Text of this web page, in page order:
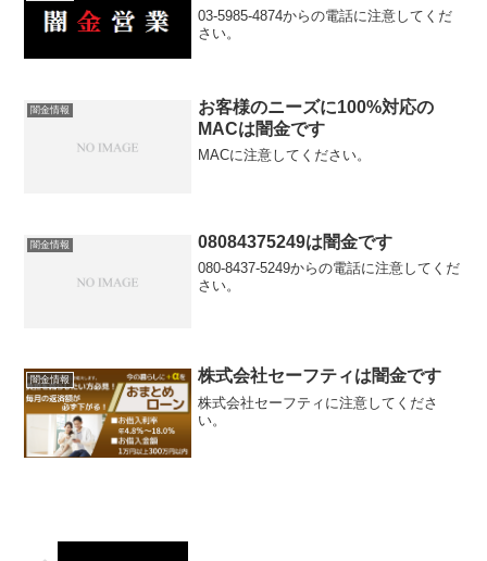
03-5985-4874からの電話に注意してくだ
さい。
闇金情報
お客様のニーズに100%対応の
MACは闇金です
MACに注意してください。
闇金情報 08084375249は闇金です
080-8437-5249からの電話に注意してくだ
さい。
闇金情報 株式会社セーフティは闇金です
株式会社セーフティに注意してくださ
い。